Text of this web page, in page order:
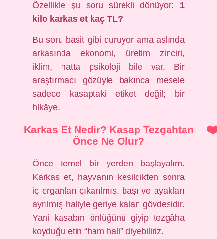
Özellikle şu soru sürekli dönüyor: 1
kilo karkas et kaç TL?
Bu soru basit gibi duruyor ama aslında
arkasında ekonomi, üretim zinciri,
iklim, hatta psikoloji bile var. Bir
araştırmacı gözüyle bakınca mesele
sadece kasaptaki etiket değil; bir
hikâye.
Karkas Et Nedir? Kasap Tezgahtan
Önce Ne Olur?
Önce temel bir yerden başlayalım.
Karkas et, hayvanın kesildikten sonra
iç organları çıkarılmış, başı ve ayakları
ayrılmış haliyle geriye kalan gövdesidir.
Yani kasabın önlüğünü giyip tezgâha
koyduğu etin “ham hali” diyebiliriz.